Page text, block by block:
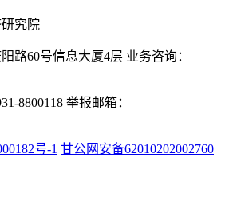
究院
路60号信息大厦4层 业务咨询：
8800118 举报邮箱：
号-1 甘公网安备62010202002760